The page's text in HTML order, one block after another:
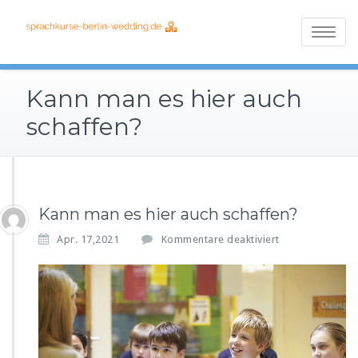
berlin-
wedding.de
Schulsysteme
Toggle
Kann man es hier auch
schaffen?
Kann man es hier auch schaffen?
Apr. 17,2021 Kommentare deaktiviert